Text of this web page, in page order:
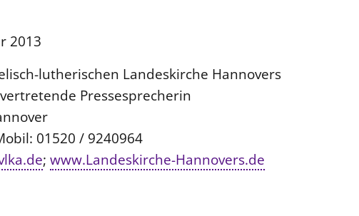
2013
lutherischen Landeskirche Hannovers
Pressesprecherin
01520 / 9240964
; www.Landeskirche-Hannovers.de